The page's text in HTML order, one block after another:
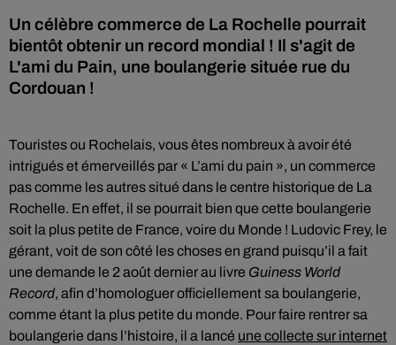
Un célèbre commerce de La Rochelle pourrait
bientôt obtenir un record mondial ! Il s'agit de
L'ami du Pain, une boulangerie située rue du
Cordouan !
Touristes ou Rochelais, vous êtes nombreux à avoir été
intrigués et émerveillés par « L’ami du pain », un commerce
pas comme les autres situé dans le centre historique de La
Rochelle. En effet, il se pourrait bien que cette boulangerie
soit la plus petite de France, voire du Monde ! Ludovic Frey, le
gérant, voit de son côté les choses en grand puisqu’il a fait
une demande le 2 août dernier au livre Guiness World
Record, afin d’homologuer officiellement sa boulangerie,
comme étant la plus petite du monde. Pour faire rentrer sa
boulangerie dans l’histoire, il a lancé une collecte sur internet